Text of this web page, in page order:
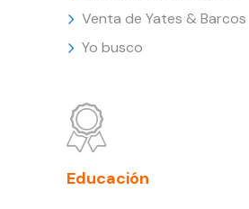
Venta de Yates & Barcos
Yo busco
Educación